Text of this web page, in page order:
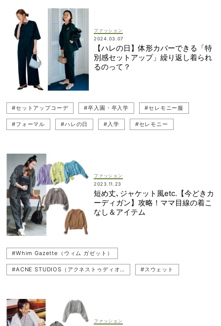
#甘ブラウス #ジャケット
#遠足コーデ #uncrave（アンクレイヴ）
#yori（ヨリ） #入学式・入園式 #ピンクコーデ
#セレモニー服
ファッション
2024.03.07
【ハレの日】体形カバーできる「特
別感セットアップ」繰り返し着られ
るのって？
#セットアップコーデ #卒入園・卒入学 #セレモニー服
#フォーマル #ハレの日 #入学 #セレモニー
#コスパ服 #卒業式・卒園式ファッション
2023.11.23
短め丈､ジャケット風etc.【今どきカ
ーディガン】攻略！ママ目線の着こ
なし＆アイテム
#Whim Gazette（ウィム ガゼット）
#ACNE STUDIOS（アクネストゥディオズ） #スウェット
#ラメニット #ワントーンコーデ
#ADAM ET ROPE'（アダム エ ロペ）
ファッション